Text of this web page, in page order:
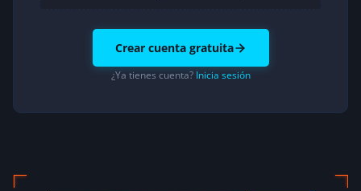
Crear cuenta gratuita
¿Ya tienes cuenta? Inicia sesión